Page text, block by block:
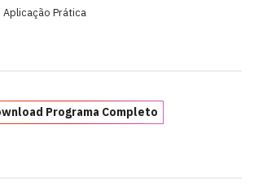
Prática
Programa Completo